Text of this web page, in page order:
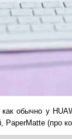
обычно у
PaperMatte (про